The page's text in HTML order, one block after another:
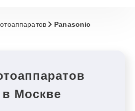
Panasonic
Москве